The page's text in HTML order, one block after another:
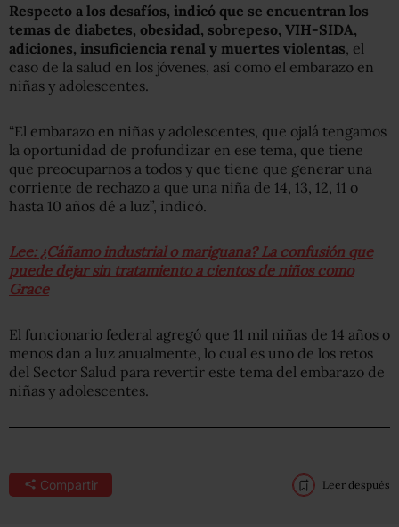
Respecto a los desafíos, indicó que se encuentran los
temas de diabetes, obesidad, sobrepeso, VIH-SIDA,
adiciones, insuficiencia renal y muertes violentas , el
caso de la salud en los jóvenes, así como el embarazo en
niñas y adolescentes.
“El embarazo en niñas y adolescentes, que ojalá tengamos
la oportunidad de profundizar en ese tema, que tiene
que preocuparnos a todos y que tiene que generar una
corriente de rechazo a que una niña de 14, 13, 12, 11 o
hasta 10 años dé a luz”, indicó.
Lee: ¿Cáñamo industrial o mariguana? La confusión que
puede dejar sin tratamiento a cientos de niños como
Grace
El funcionario federal agregó que 11 mil niñas de 14 años o
menos dan a luz anualmente, lo cual es uno de los retos
del Sector Salud para revertir este tema del embarazo de
niñas y adolescentes.
Compartir Leer después